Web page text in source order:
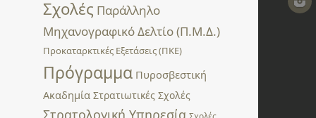
Σχολές Παράλληλο
Μηχανογραφικό Δελτίο (Π.Μ.Δ.)
Προκαταρκτικές Εξετάσεις (ΠΚΕ)
Πρόγραμμα Πυροσβεστική
Ακαδημία Στρατιωτικές Σχολές
Στρατολογική Υπηρεσία Σχολές